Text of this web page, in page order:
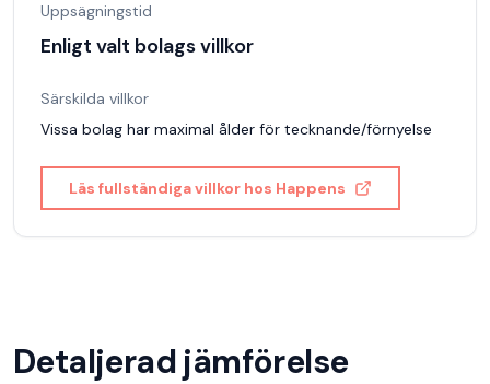
Uppsägningstid
Enligt valt bolags villkor
Särskilda villkor
Vissa bolag har maximal ålder för tecknande/förnyelse
Läs fullständiga villkor hos Happens
Detaljerad jämförelse